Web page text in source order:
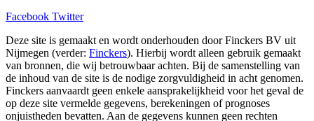
Facebook Twitter
Deze site is gemaakt en wordt onderhouden door Finckers BV uit
Nijmegen (verder: Finckers). Hierbij wordt alleen gebruik gemaakt
van bronnen, die wij betrouwbaar achten. Bij de samenstelling van
de inhoud van de site is de nodige zorgvuldigheid in acht genomen.
Finckers aanvaardt geen enkele aansprakelijkheid voor het geval de
op deze site vermelde gegevens, berekeningen of prognoses
onjuistheden bevatten. Aan de gegevens kunnen geen rechten